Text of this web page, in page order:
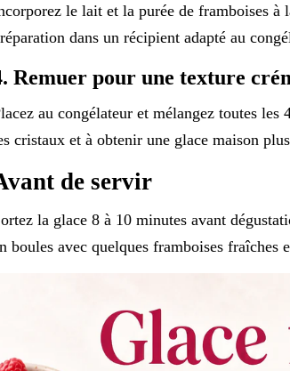
le lait et la purée de framboises à
dans un récipient adapté au
Remuer pour une texture
au congélateur et mélangez toutes
cristaux et à obtenir une glace maison
de servir
la glace 8 à 10 minutes avant
boules avec quelques framboises fraîches